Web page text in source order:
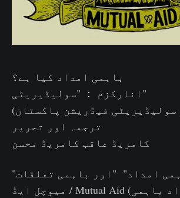
باہمی امداد کیا ہے؟
انارکزم ： "سولیڈیریٹی"
ترجمہ اور تحریر
کامریڈ عاقب کامریڈ محسن
میوچل ایڈ / Mutual Aid (امداد باہمی) ایک